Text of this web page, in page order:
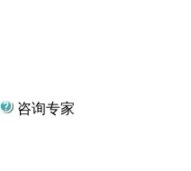
咨询专家